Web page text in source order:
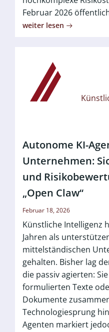
Februar 2026
weiter lesen
Autonome KI-
Unternehmen:
und
„Open Claw“
Februar 18, 2026
Künstliche Intelligenz
Jahren als
mittelständischen
gehalten. Bisher lag
die passiv agierten:
formulierten Texte
Dokumente
Technologiesprung
Agenten markiert